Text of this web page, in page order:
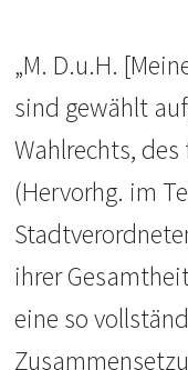
„M. D.u.H.
sind gewählt
Wahlrechts,
(Hervorhg. im
ihrer
eine so